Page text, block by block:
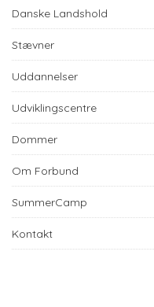
Danske Landshold
Stævner
Uddannelser
Udviklingscentre
Dommer
Om Forbund
SummerCamp
Kontakt